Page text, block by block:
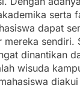
serta
dapat
mereka sendiri.
dinantikan
wisuda